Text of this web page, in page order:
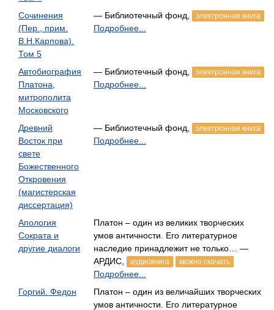
Сочинения
(Пер., прим.
В.Н.Карпова).
Том 5
— Библиотечный фонд, электронная книга
Подробнее...
Автобиография
Платона,
митрополита
Московского
— Библиотечный фонд, электронная книга
Подробнее...
Древний
Восток при
свете
Божественного
Откровения
(магистерская
диссертация)
— Библиотечный фонд, электронная книга
Подробнее...
Апология
Сократа и
другие диалоги
Платон – один из великих творческих
умов античности. Его литературное
наследие принадлежит не только… —
АРДИС,
аудиокнига можно скачать
Подробнее...
Горгий. Федон
Платон – один из величайших творческих
умов античности. Его литературное